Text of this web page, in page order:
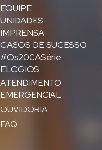
EQUIPE
UNIDADES
IMPRENSA
CASOS DE SUCESSO
#Os200ASérie
ELOGIOS
ATENDIMENTO
EMERGENCIAL
OUVIDORIA
FAQ